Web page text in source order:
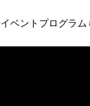
ベントプログラム